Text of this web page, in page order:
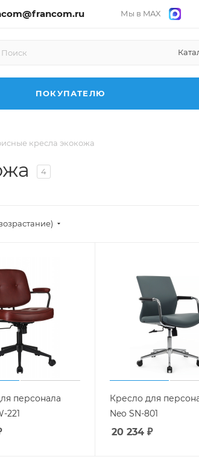
Мы в MAX
ПОКУПАТЕЛЮ
кресла экокожа
4
персонала
221
Кресло для
Neo SN-801
20 234₽